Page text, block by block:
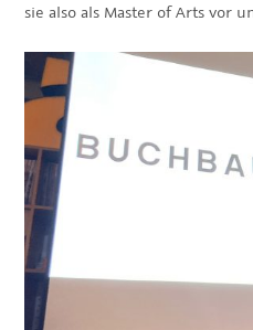
sie also als Master of Arts vor